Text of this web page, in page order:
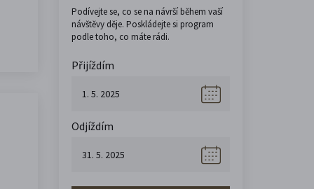
Podívejte se, co se na návrší během vaší
návštěvy děje. Poskládejte si program
podle toho, co máte rádi.
Přijíždím
Odjíždím